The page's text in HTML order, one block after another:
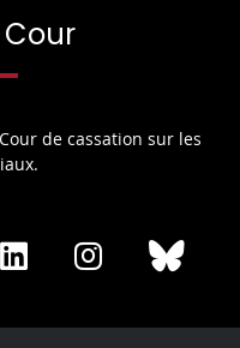
de cassation sur les
Share
LinkedIn
Share
Instagram